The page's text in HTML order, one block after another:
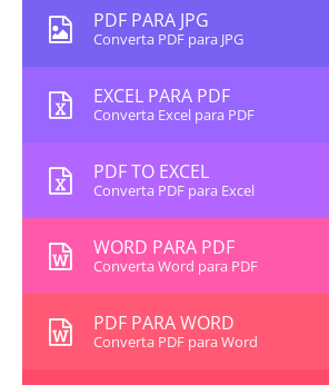
PDF PARA JPG
Converta PDF para JPG
EXCEL PARA PDF
Converta Excel para PDF
PDF TO EXCEL
Converta PDF para Excel
WORD PARA PDF
Converta Word para PDF
PDF PARA WORD
Converta PDF para Word